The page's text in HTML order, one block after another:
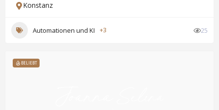
Konstanz
Automationen und KI +3 25
BELIEBT